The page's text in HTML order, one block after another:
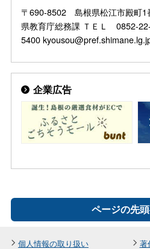
〒690-8502 島根県松江市殿町1
県教育庁総務課 ＴＥＬ 0852-
5400
企業広告
ページの先
個人情報の取り扱い 著